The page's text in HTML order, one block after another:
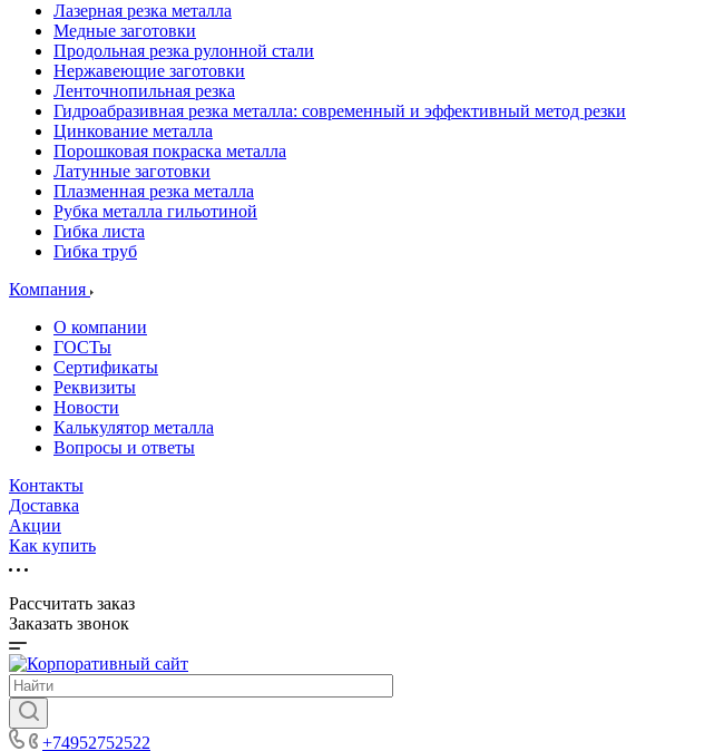
Лазерная резка металла
Медные заготовки
Продольная резка рулонной стали
Нержавеющие заготовки
Ленточнопильная резка
Гидроабразивная резка металла: современный и эффективный метод резки
Цинкование металла
Порошковая покраска металла
Латунные заготовки
Плазменная резка металла
Рубка металла гильотиной
Гибка листа
Гибка труб
Компания
О компании
ГОСТы
Сертификаты
Реквизиты
Новости
Калькулятор металла
Вопросы и ответы
Контакты
Доставка
Акции
Как купить
Рассчитать заказ
Заказать звонок
+74952752522